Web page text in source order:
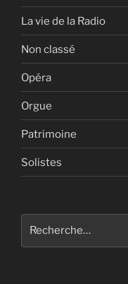
La vie de la Radio
Non classé
Opéra
Orgue
Patrimoine
Solistes